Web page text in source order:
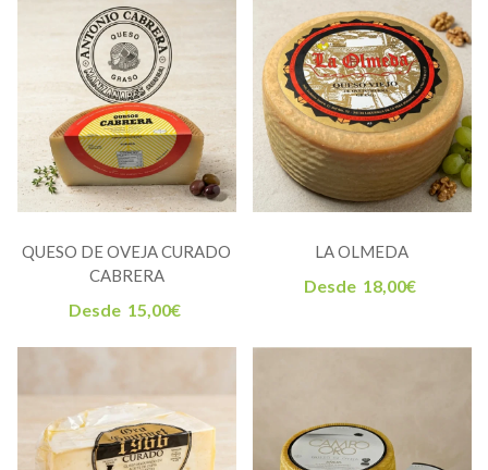
QUESO DE OVEJA CURADO
CABRERA
Desde 15,00€
LA OLMEDA
Desde 18,00€